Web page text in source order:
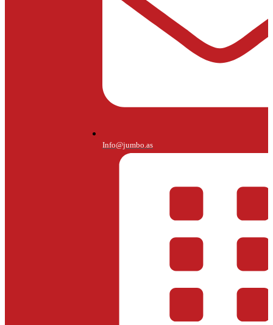
Info@jumbo.as